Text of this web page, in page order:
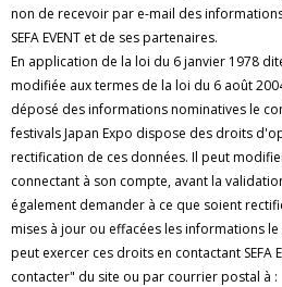
non de recevoir par e-mail des
SEFA EVENT et de ses partenaires.
En application de la loi du 6 janvier 1978
modifiée aux termes de la loi du 6 août
déposé des informations nominatives le
festivals Japan Expo dispose des droits
rectification de ces données. Il peut
connectant à son compte, avant la
également demander à ce que soient
mises à jour ou effacées les informations
peut exercer ces droits en contactant SEFA
contacter" du site ou par courrier postal à :